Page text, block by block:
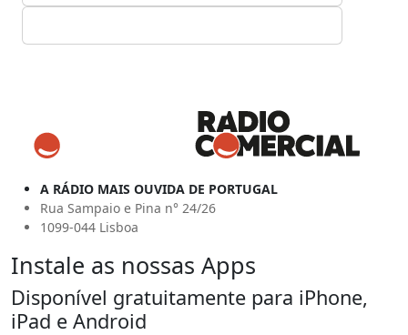
A RÁDIO MAIS OUVIDA DE PORTUGAL
Rua Sampaio e Pina n° 24/26
1099-044 Lisboa
Instale as nossas Apps
Disponível gratuitamente para iPhone,
iPad e Android